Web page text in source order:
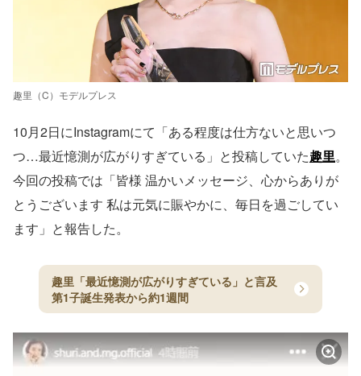
趣里（C）モデルプレス
10月2日にInstagramにて「ある程度は仕方ないと思いつ
つ…最近憶測が広がりすぎている」と投稿していた趣里。
今回の投稿では「皆様 温かいメッセージ、心からありが
とうございます 私は元気に賑やかに、毎日を過ごしてい
ます」と報告した。
趣里「最近憶測が広がりすぎている」と言及
第1子誕生発表から約1週間